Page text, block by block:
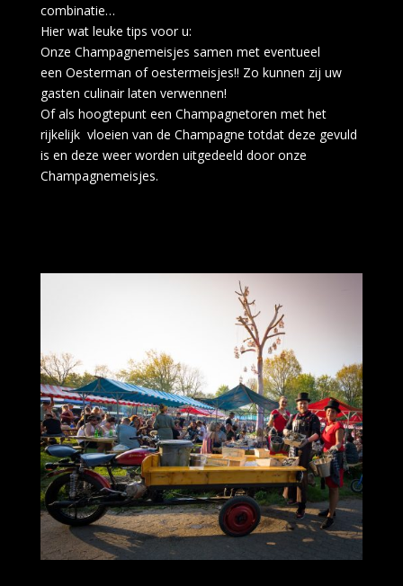
combinatie…
Hier wat leuke tips voor u:
Onze Champagnemeisjes samen met eventueel
een Oesterman ofoestermeisjes!! Zo kunnen zij uw
gasten culinair laten verwennen!
Of als hoogtepunt een Champagnetoren met het
rijkelijk vloeien van de Champagne totdat deze gevuld
is en deze weer worden uitgedeeld door onze
Champagnemeisjes.